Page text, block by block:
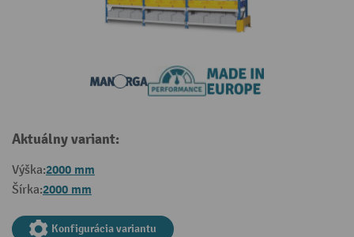
Aktuálny variant:
Výška:2000 mm
Šírka:2000 mm
Konfigurácia variantu